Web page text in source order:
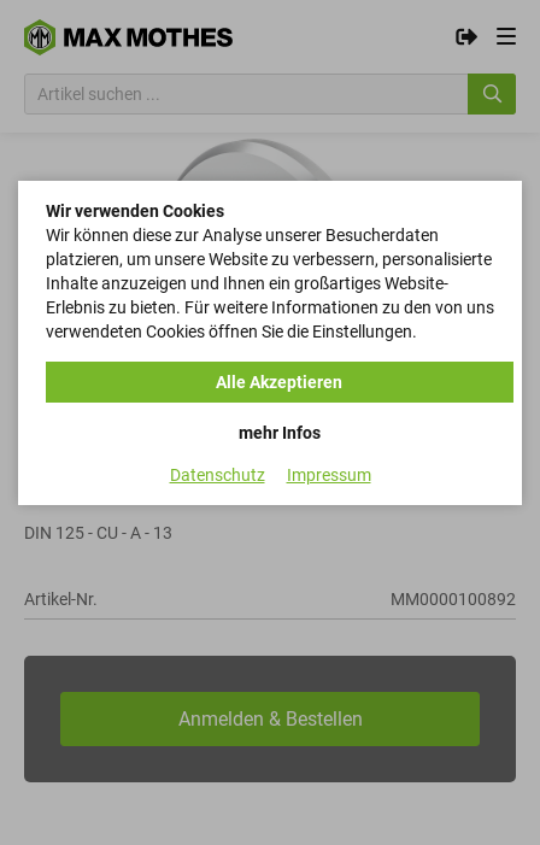
DIN 125 - CU - A - 13
Artikel-Nr. MM0000100892
Wir verwenden Cookies
Wir können diese zur Analyse unserer Besucherdaten
platzieren, um unsere Website zu verbessern, personalisierte
Inhalte anzuzeigen und Ihnen ein großartiges Website-
Erlebnis zu bieten. Für weitere Informationen zu den von uns
verwendeten Cookies öffnen Sie die Einstellungen.
mehr Infos
Alle Akzeptieren
Datenschutz Impressum